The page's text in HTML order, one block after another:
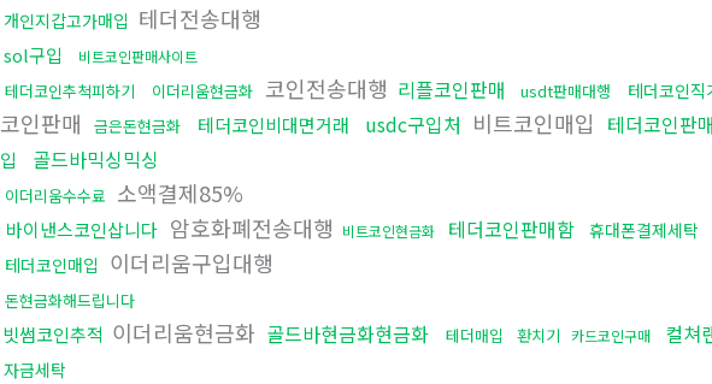
개인지갑고가매입 테더전송대행
sol구입 비트코인판매사이트
테더코인추척피하기 이더리움현금화 코인전송대행 리플코인판매 usdt판매대행 테더코인직
코인판매
금은돈현금화 테더코인비대면거래 usdc구입처 비트코인매입 테더코인판
입
골드바믹싱믹싱
이더리움수수료 소액결제85%
바이낸스코인삽니다 암호화폐전송대행 비트코인현금화 테더코인판매함 휴대폰결제세탁
테더코인매입 이더리움구입대행
돈현금화해드립니다
빗썸코인추적 이더리움현금화 골드바현금화현금화 테더매입 환치기 카드코인구매 컬쳐
자금세탁